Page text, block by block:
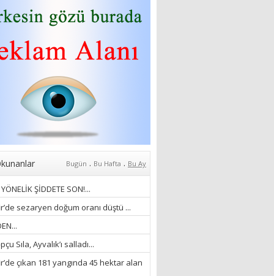
Hydrafacial cilt bakımı
26/07/2022
Sibel Atam
“18 Mart Çanakkale
Zaferi” Denildiğinde Ne
Anlıyoruz?
Aleyna Gürsoy
“GELİŞ VE GİDİŞLERİN
ARASINDA...”
07/04/2026
Fatma Zehra Köseley
MUSTAFA KEMALİN
KAĞNISI
07/04/2026
Mehmet Çağ
Bugün . Bu Hafta . Bu Ay
ŞİDDETE SON!...
sezaryen doğum oranı düştü ...
Sıla, Ayvalık’ı salladı...
çıkan 181 yangında 45 hektar alan